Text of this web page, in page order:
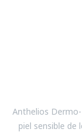
Anthelios
piel sensible de